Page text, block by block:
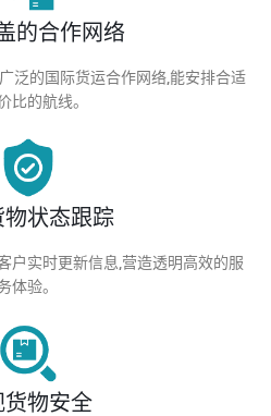
的合作网络
泛的国际货运合作网络,能安排合适
比的航线。
状态跟踪
户实时更新信息,营造透明高效的服
体验。
物安全